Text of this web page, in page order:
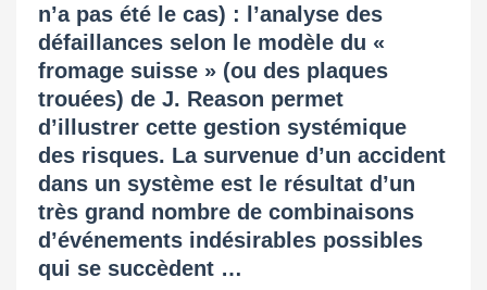
n’a pas été le cas) : l’analyse des
défaillances selon le modèle du «
fromage suisse » (ou des plaques
trouées) de J. Reason permet
d’illustrer cette gestion systémique
des risques. La survenue d’un accident
dans un système est le résultat d’un
très grand nombre de combinaisons
d’événements indésirables possibles
qui se succèdent …